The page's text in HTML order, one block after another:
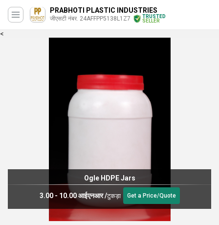
<
PRABHOTI PLASTIC INDUSTRIES
जीएसटी नंबर. 24AFFPP5138L1Z7
TRUSTED
SELLER
Ogle HDPE Jars
3.00 - 10.00 आईएनआर/टुकड़ा Get a Price/Quote